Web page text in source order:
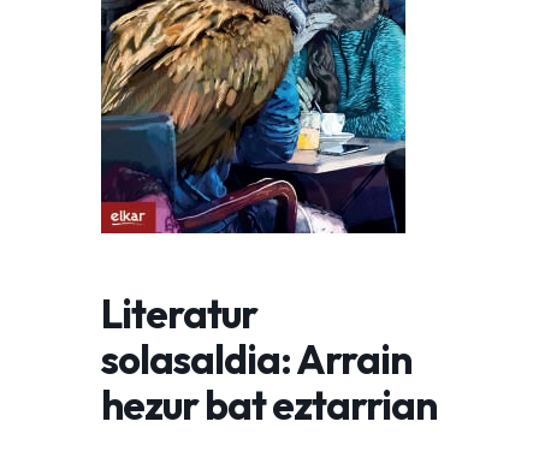
Literatur
solasaldia: Arrain
hezur bat eztarrian